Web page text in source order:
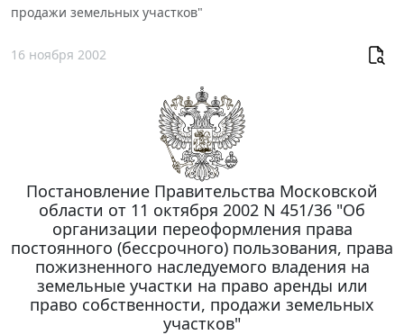
продажи земельных участков"
16 ноября 2002
Постановление Правительства Московской
области от 11 октября 2002 N 451/36 "Об
организации переоформления права
постоянного (бессрочного) пользования, права
пожизненного наследуемого владения на
земельные участки на право аренды или
право собственности, продажи земельных
участков"